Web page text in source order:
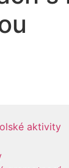
aktivity